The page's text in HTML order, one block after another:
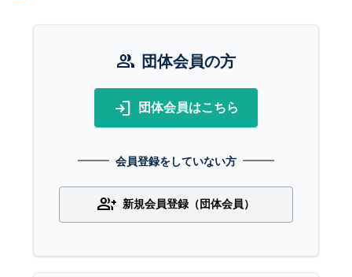
group 団体会員の方
login 団体会員はこちら
会員登録をしていない方
group_add 新規会員登録（団体会員）